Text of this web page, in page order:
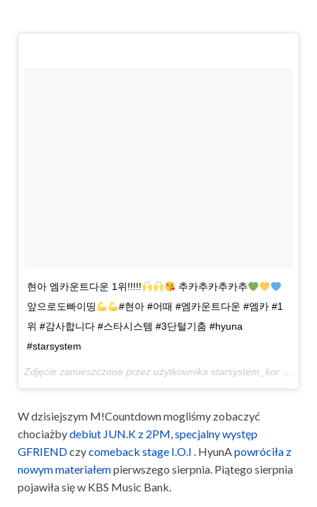
현아 엠카운트다운 1위!!!!!
추카추카추카추
앞으로도빠이띵
#현아 #어때 #엠카운트다운 #엠카 #1
위 #감사합니다 #스타시스템 #3단털기춤 #hyuna
#starsystem
Zdjęcie zamieszczone przez użytkownika starsystem_kor (@starsystem_kor)
W dzisiejszym M!Countdown mogliśmy zobaczyć
chociażbydebiut JUN.K z 2PM,specjalny występ
GFRIENDczycomeback stage I.O.I . HyunApowróciła z
nowym materiałempierwszego sierpnia. Piątego sierpnia
pojawiła się w KBS Music Bank.